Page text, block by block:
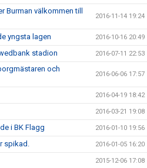
Burman välkommen till
2016-11-14 19:24
yngsta lagen 2016-10-16 20:49
stadion 2016-07-11 22:53
och
2016-06-06 17:57
2016-04-19 18:42
2016-03-21 19:08
i BK Flagg 2016-01-10 19:56
spikad. 2016-01-05 16:20
2015-12-06 17:08